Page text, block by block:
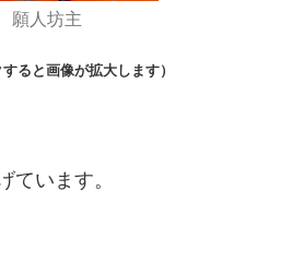
願人坊主
ると画像が拡大します）
ています。